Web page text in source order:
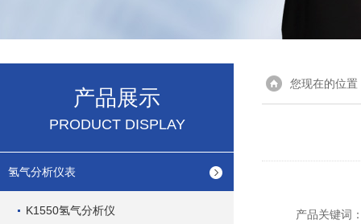
产品展示
PRODUCT DISPLAY
氢气分析仪表
K1550氢气分析仪
您现在的位置
产品关键词